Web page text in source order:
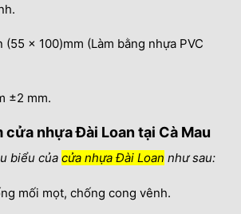
(55 x 100)mm (Làm bằng nhựa PVC
±2 mm.
nhựa Đài Loan tại Cà Mau
biểu của cửa nhựa Đài Loan như sau:
mối mọt, chống cong vênh.